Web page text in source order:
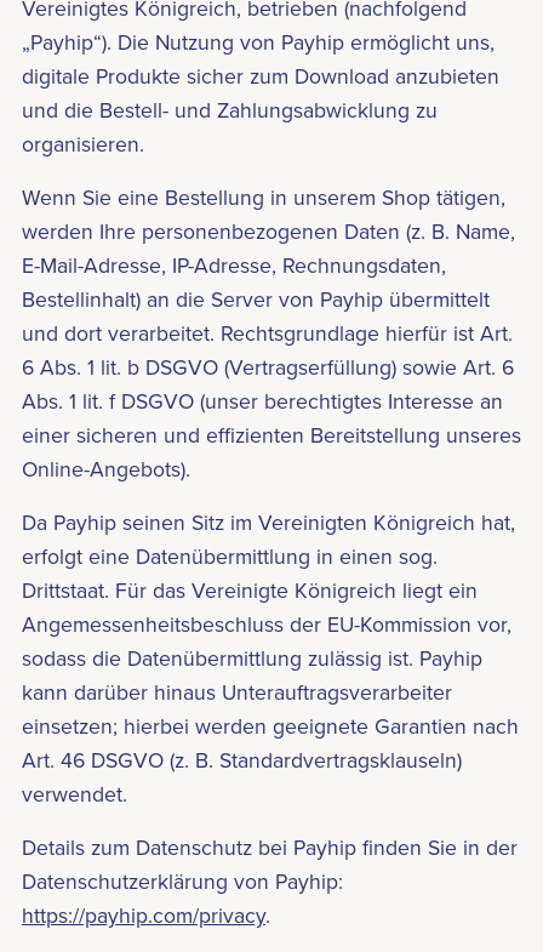
Vereinigtes Königreich, betrieben (nachfolgend
„Payhip“). Die Nutzung von Payhip ermöglicht uns,
digitale Produkte sicher zum Download anzubieten
und die Bestell- und Zahlungsabwicklung zu
organisieren.
Wenn Sie eine Bestellung in unserem Shop tätigen,
werden Ihre personenbezogenen Daten (z. B. Name,
E-Mail-Adresse, IP-Adresse, Rechnungsdaten,
Bestellinhalt) an die Server von Payhip übermittelt
und dort verarbeitet. Rechtsgrundlage hierfür ist Art.
6 Abs. 1 lit. b DSGVO (Vertragserfüllung) sowie Art. 6
Abs. 1 lit. f DSGVO (unser berechtigtes Interesse an
einer sicheren und effizienten Bereitstellung unseres
Online-Angebots).
Da Payhip seinen Sitz im Vereinigten Königreich hat,
erfolgt eine Datenübermittlung in einen sog.
Drittstaat. Für das Vereinigte Königreich liegt ein
Angemessenheitsbeschluss der EU-Kommission vor,
sodass die Datenübermittlung zulässig ist. Payhip
kann darüber hinaus Unterauftragsverarbeiter
einsetzen; hierbei werden geeignete Garantien nach
Art. 46 DSGVO (z. B. Standardvertragsklauseln)
verwendet.
Details zum Datenschutz bei Payhip finden Sie in der
Datenschutzerklärung von Payhip:
https://payhip.com/privacy.